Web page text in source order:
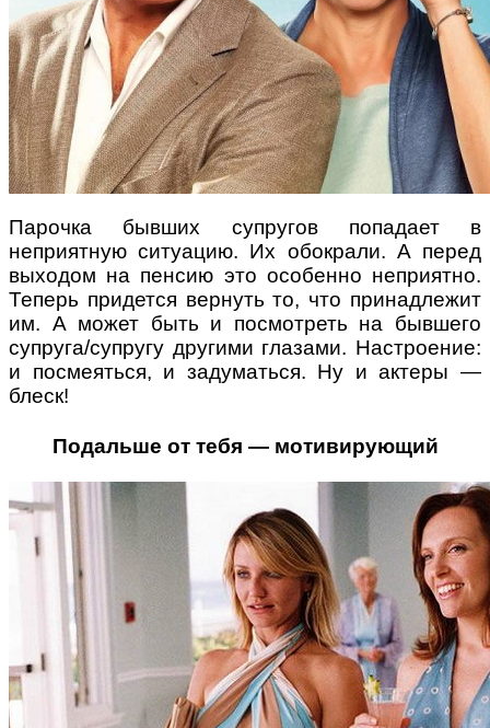
Парочка бывших супругов попадает в
неприятную ситуацию. Их обокрали. А перед
выходом на пенсию это особенно неприятно.
Теперь придется вернуть то, что принадлежит
им. А может быть и посмотреть на бывшего
супруга/супругу другими глазами. Настроение:
и посмеяться, и задуматься. Ну и актеры —
блеск!
Подальше от тебя — мотивирующий